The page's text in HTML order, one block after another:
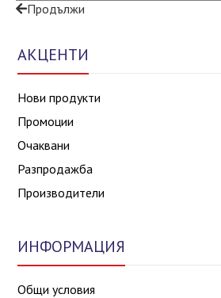
Продължи
АКЦЕНТИ
Нови продукти
Промоции
Очаквани
Разпродажба
Производители
ИНФОРМАЦИЯ
Общи условия